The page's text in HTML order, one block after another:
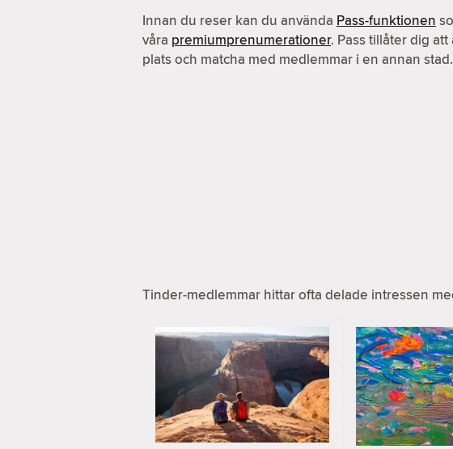
Innan du reser kan du använda Pass-funktionen
våra premiumprenumerationer. Pass tillåter dig
plats och matcha med medlemmar i en annan stad.
Tinder-medlemmar hittar ofta delade intressen